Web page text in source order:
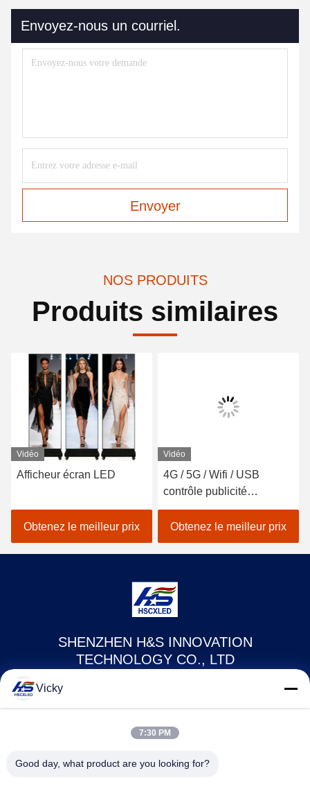
Envoyez-nous un courriel.
Envoyer
NOS PRODUITS
Produits similaires
Vidéo
Afficheur écran LED
Obtenez le meilleur prix
Vidéo
4G / 5G / Wifi / USB
contrôle publicité
numérique affiche à LED
Obtenez le meilleur prix
SHENZHEN H&S INNOVATION
TECHNOLOGY CO., LTD
86-134-2892-1577
Communauté de Qiaotou, Rue Fuhai, District de Bao'an, Ville de
Vicky
7:30 PM
Good day, what product are you looking for?